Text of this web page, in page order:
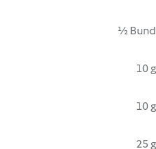
½ Bund
10 g
10 g
25 g